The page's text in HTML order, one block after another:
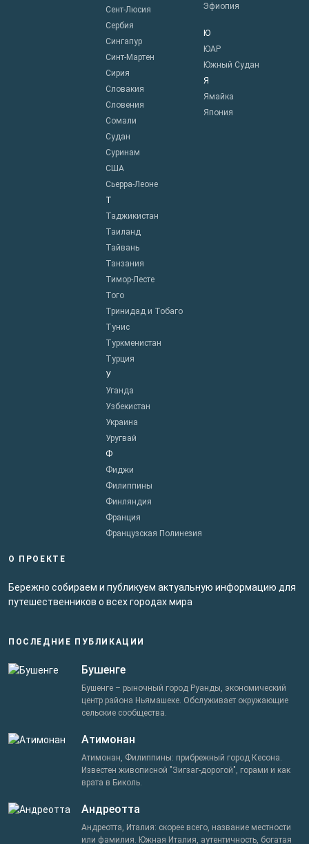
Сент-Люсия
Сербия
Сингапур
Синт-Мартен
Сирия
Словакия
Словения
Сомали
Судан
Суринам
США
Сьерра-Леоне
Т
Таджикистан
Таиланд
Тайвань
Танзания
Тимор-Лесте
Того
Тринидад и Тобаго
Тунис
Туркменистан
Турция
У
Уганда
Узбекистан
Украина
Уругвай
Ф
Фиджи
Филиппины
Финляндия
Франция
Французская Полинезия
Эфиопия
Ю
ЮАР
Южный Судан
Я
Ямайка
Япония
О ПРОЕКТЕ
Бережно собираем и публикуем актуальную информацию для
путешественников о всех городах мира
ПОСЛЕДНИЕ ПУБЛИКАЦИИ
Бушенге
Бушенге – рыночный город Руанды, экономический
центр района Ньямашеке. Обслуживает окружающие
сельские сообщества.
Атимонан
Атимонан, Филиппины: прибрежный город Кесона.
Известен живописной "Зигзаг-дорогой", горами и как
врата в Биколь.
Андреотта
Андреотта, Италия: скорее всего, название местности
или фамилия. Южная Италия, аутентичность, богатая